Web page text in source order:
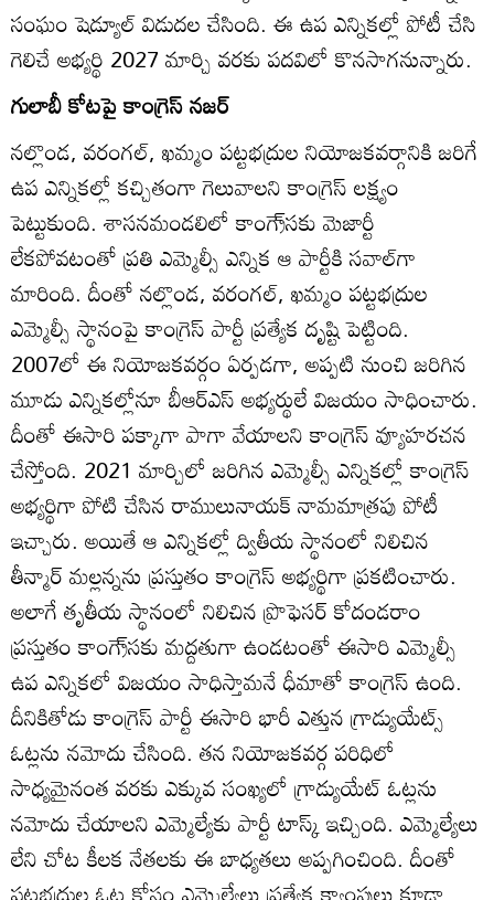
సంఘం షెడ్యూల్‌ విడుదల చేసింది. ఈ ఉప ఎన్నికల్లో పోటీ చేసి
గెలిచే అభ్యర్థి 2027 మార్చి వరకు పదవిలో కొనసాగనున్నారు.
గులాబీ కోటపై కాంగ్రెస్‌ నజర్‌
నల్లొండ, వరంగల్‌, ఖమ్మం పట్టభద్రుల నియోజకవర్గానికి జరిగే
ఉప ఎన్నికల్లో కచ్చితంగా గెలువాలని కాంగ్రెస్‌ లక్ష్యం
పెట్టుకుంది. శాసనమండలిలో కాంగ్రె్‌సకు మెజార్టీ
లేకపోవటంతో ప్రతి ఎమ్మెల్సీ ఎన్నిక ఆ పార్టీకి సవాల్‌గా
మారింది. దీంతో నల్లొండ, వరంగల్‌, ఖమ్మం పట్టభద్రుల
ఎమ్మెల్సీ స్థానంపై కాంగ్రెస్‌ పార్టీ ప్రత్యేక దృష్టి పెట్టింది.
2007లో ఈ నియోజకవర్గం ఏర్పడగా, అప్పటి నుంచి జరిగిన
మూడు ఎన్నికల్లోనూ బీఆర్‌ఎస్‌ అభ్యర్థులే విజయం సాధించారు.
దీంతో ఈసారి పక్కాగా పాగా వేయాలని కాంగ్రెస్‌ వ్యూహరచన
చేస్తోంది. 2021 మార్చిలో జరిగిన ఎమ్మెల్సీ ఎన్నికల్లో కాంగ్రెస్‌
అభ్యర్థిగా పోటి చేసిన రాములునాయక్‌ నామమాత్రపు పోటీ
ఇచ్చారు. అయితే ఆ ఎన్నికల్లో ద్వితీయ స్థానంలో నిలిచిన
తీన్మార్‌ మల్లన్నను ప్రస్తుతం కాంగ్రెస్‌ అభ్యర్థిగా ప్రకటించారు.
అలాగే తృతీయ స్థానంలో నిలిచిన ప్రొఫెసర్‌ కోదండరాం
ప్రస్తుతం కాంగ్రె్‌సకు మద్దతుగా ఉండటంతో ఈసారి ఎమ్మెల్సీ
ఉప ఎన్నికలో విజయం సాధిస్తామనే ధీమాతో కాంగ్రెస్‌ ఉంది.
దీనికితోడు కాంగ్రెస్‌ పార్టీ ఈసారి భారీ ఎత్తున గ్రాడ్యుయేట్స్‌
ఓట్లను నమోదు చేసింది. తన నియోజకవర్గ పరిధిలో
సాధ్యమైనంత వరకు ఎక్కువ సంఖ్యలో గ్రాడ్యుయేట్‌ ఓట్లను
నమోదు చేయాలని ఎమ్మెల్యేకు పార్టీ టాస్క్‌ ఇచ్చింది. ఎమ్మెల్యేలు
లేని చోట కీలక నేతలకు ఈ బాధ్యతలు అప్పగించింది. దీంతో